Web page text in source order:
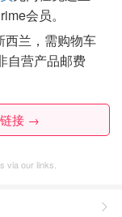
会员。
西兰，需购物车
自营产品邮费
链接 →
via our links.